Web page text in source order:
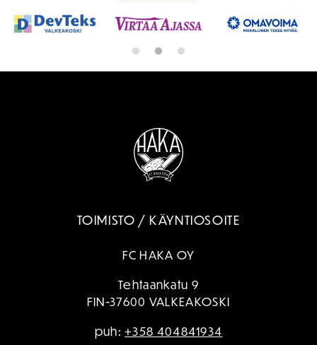
TOIMISTO / KÄYNTIOSOITE
FC HAKA OY
Tehtaankatu 9
FIN-37600 VALKEAKOSKI
puh:+358 404841934